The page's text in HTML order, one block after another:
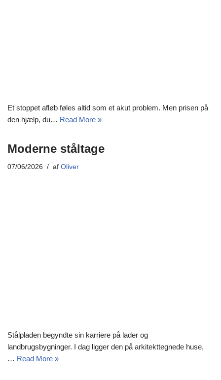
Et stoppet afløb føles altid som et akut problem. Men prisen på
den hjælp, du… Read More »
Moderne ståltage
07/06/2026 af Oliver
Stålpladen begyndte sin karriere på lader og
landbrugsbygninger. I dag ligger den på arkitekttegnede huse,
… Read More »